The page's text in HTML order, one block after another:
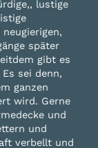
lustige
später
gibt es
sei denn,
ganzen
wird. Gerne
und
und
verbellt und